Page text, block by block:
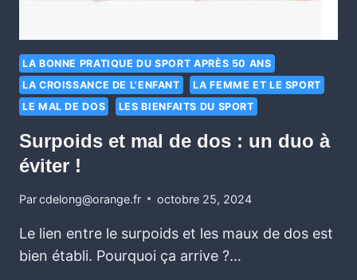
LA BONNE PRATIQUE DU SPORT APRÈS 50 ANS
LA CROISSANCE DE L'ENFANT
LA FEMME ET LE SPORT
LE MAL DE DOS
LES BIENFAITS DU SPORT
Surpoids et mal de dos : un duo à
éviter !
Parcdelong@orange.fr octobre 25, 2024
Le lien entre le surpoids et les maux de dos est
bien établi. Pourquoi ça arrive ?…